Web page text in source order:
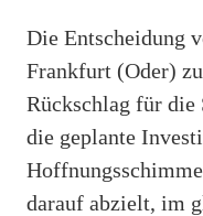
Die Entscheidung
Frankfurt (Oder)
Rückschlag für die
die geplante
darauf abzielt, im